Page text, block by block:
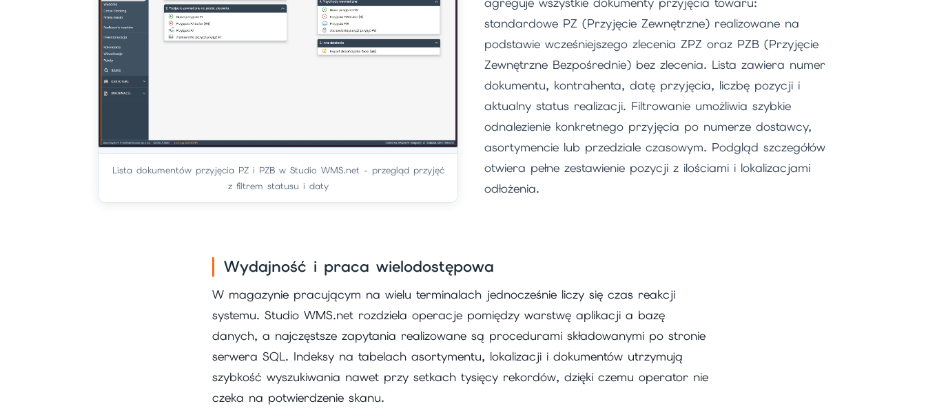
Lista dokumentów przyjęcia PZ i PZB w Studio WMS.net - przegląd przyjęć
z filtrem statusu i daty
standardowe PZ (Przyjęcie Zewnętrzne) realizowane na
podstawie wcześniejszego zlecenia ZPZ oraz PZB (Przyjęcie
Zewnętrzne Bezpośrednie) bez zlecenia. Lista zawiera numer
dokumentu, kontrahenta, datę przyjęcia, liczbę pozycji i
aktualny status realizacji. Filtrowanie umożliwia szybkie
odnalezienie konkretnego przyjęcia po numerze dostawcy,
asortymencie lub przedziale czasowym. Podgląd szczegółów
otwiera pełne zestawienie pozycji z ilościami i lokalizacjami
odłożenia.
Wydajność i praca wielodostępowa
W magazynie pracującym na wielu terminalach jednocześnie liczy się czas reakcji
systemu. Studio WMS.net rozdziela operacje pomiędzy warstwę aplikacji a bazę
danych, a najczęstsze zapytania realizowane są procedurami składowanymi po stronie
serwera SQL. Indeksy na tabelach asortymentu, lokalizacji i dokumentów utrzymują
szybkość wyszukiwania nawet przy setkach tysięcy rekordów, dzięki czemu operator nie
czeka na potwierdzenie skanu.